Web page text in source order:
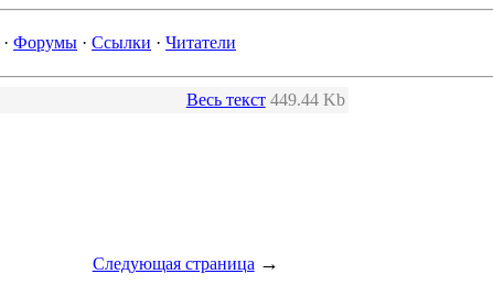
· Форумы · Ссылки · Читатели
Весь текст 449.44 Kb
Следующая страница →